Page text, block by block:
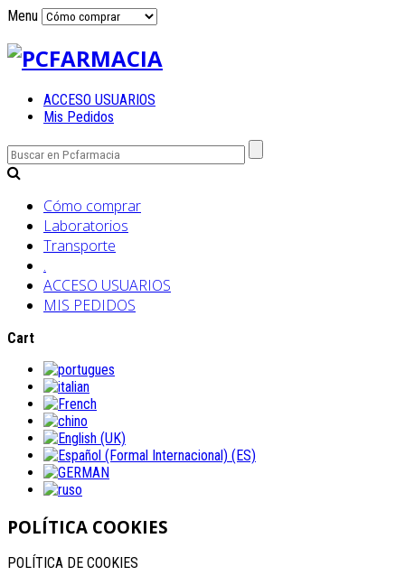
Menu
ACCESO USUARIOS
Mis Pedidos
Cómo comprar
Laboratorios
Transporte
.
ACCESO USUARIOS
MIS PEDIDOS
Cart
POLÍTICA COOKIES
POLÍTICA DE COOKIES